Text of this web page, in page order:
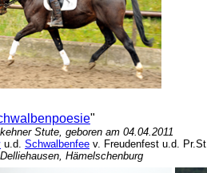
"
Stute, geboren am 04.04.2011
u.d. Schwalbenfee v. Freudenfest u.d.
Hämelschenburg